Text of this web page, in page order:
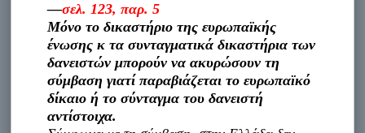
—σελ. 123, παρ. 5
Μόνο το δικαστήριο της ευρωπαϊκής
ένωσης κ τα συνταγματικά δικαστήρια των
δανειστών μπορούν να ακυρώσουν τη
σύμβαση γιατί παραβιάζεται το ευρωπαϊκό
δίκαιο ή το σύνταγμα του δανειστή
αντίστοιχα.